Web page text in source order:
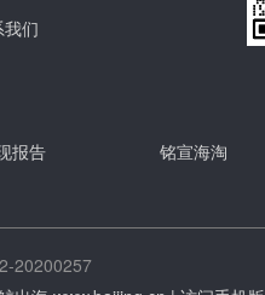
们
报告 铭宣海淘
20200257